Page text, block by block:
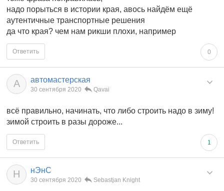
надо порыться в истории края, авось найдём ещё
аутентичные транспортные решения
да что края? чем нам рикши плохи, например
0
Ответить
А автомастерская
30 сентября 2020 Qavai
всё правильно, начинать, что либо строить надо в зиму!
зимой строить в разы дороже...
1
Ответить
Н нЭнС
30 сентября 2020 Sebastjan Knight